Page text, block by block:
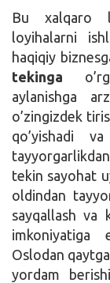
Bu xalqaro
loyihalarni
haqiqiy
tekinga
aylanishga
o’zingizdek
qo’yishadi
tekin sayohat
oldindan
sayqallash va
imkoniyatiga
Oslodan
yordam